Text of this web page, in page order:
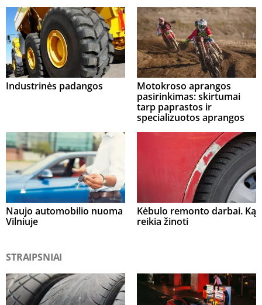
Industrinės padangos
Motokroso aprangos
pasirinkimas: skirtumai
tarp paprastos ir
specializuotos aprangos
Naujo automobilio nuoma
Vilniuje
Kėbulo remonto darbai. Ką
reikia žinoti
STRAIPSNIAI